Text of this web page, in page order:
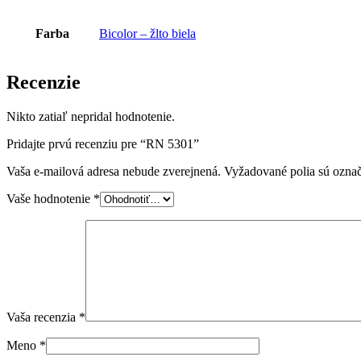
Farba Bicolor – žlto biela
Recenzie
Nikto zatiaľ nepridal hodnotenie.
Pridajte prvú recenziu pre “RN 5301”
Vaša e-mailová adresa nebude zverejnená. Vyžadované polia sú
Vaše hodnotenie *
Vaša recenzia *
Meno *